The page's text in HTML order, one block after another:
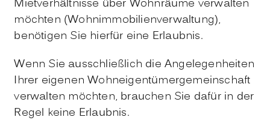
Mietverhältnisse über Wohnräume verwalten
möchten (Wohnimmobilienverwaltung),
benötigen Sie hierfür eine Erlaubnis.
Wenn Sie ausschließlich die Angelegenheiten
Ihrer eigenen Wohneigentümergemeinschaft
verwalten möchten, brauchen Sie dafür in der
Regel keine Erlaubnis.